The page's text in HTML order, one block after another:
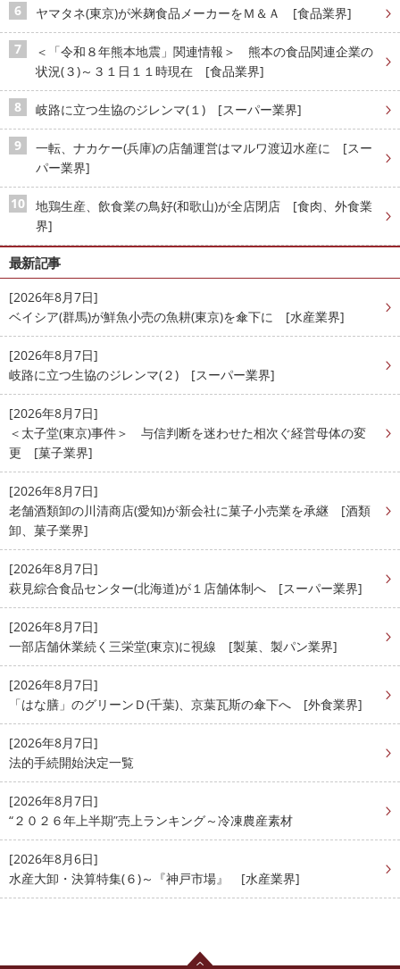
ヤマタネ(東京)が米麹食品メーカーをＭ＆Ａ [食品業界]
＜「令和８年熊本地震」関連情報＞ 熊本の食品関連企業の
状況(３)～３１日１１時現在 [食品業界]
岐路に立つ生協のジレンマ(１) [スーパー業界]
一転、ナカケー(兵庫)の店舗運営はマルワ渡辺水産に [スー
パー業界]
地鶏生産、飲食業の鳥好(和歌山)が全店閉店 [食肉、外食業
界]
最新記事
[2026年8月7日]
ベイシア(群馬)が鮮魚小売の魚耕(東京)を傘下に [水産業界]
[2026年8月7日]
岐路に立つ生協のジレンマ(２) [スーパー業界]
[2026年8月7日]
＜太子堂(東京)事件＞ 与信判断を迷わせた相次ぐ経営母体の変
更 [菓子業界]
[2026年8月7日]
老舗酒類卸の川清商店(愛知)が新会社に菓子小売業を承継 [酒類
卸、菓子業界]
[2026年8月7日]
萩見綜合食品センター(北海道)が１店舗体制へ [スーパー業界]
[2026年8月7日]
一部店舗休業続く三栄堂(東京)に視線 [製菓、製パン業界]
[2026年8月7日]
「はな膳」のグリーンＤ(千葉)、京葉瓦斯の傘下へ [外食業界]
[2026年8月7日]
法的手続開始決定一覧
[2026年8月7日]
“２０２６年上半期”売上ランキング～冷凍農産素材
[2026年8月6日]
水産大卸・決算特集(６)～『神戸市場』 [水産業界]